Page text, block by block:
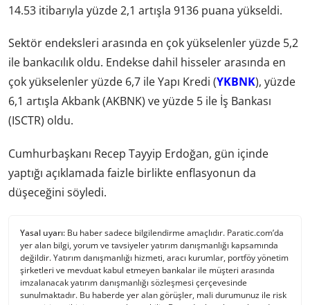
14.53 itibarıyla yüzde 2,1 artışla 9136 puana yükseldi.
Sektör endeksleri arasında en çok yükselenler yüzde 5,2
ile bankacılık oldu. Endekse dahil hisseler arasında en
çok yükselenler yüzde 6,7 ile Yapı Kredi (YKBNK), yüzde
6,1 artışla Akbank (AKBNK) ve yüzde 5 ile İş Bankası
(ISCTR) oldu.
Cumhurbaşkanı Recep Tayyip Erdoğan, gün içinde
yaptığı açıklamada faizle birlikte enflasyonun da
düşeceğini söyledi.
Yasal uyarı: Bu haber sadece bilgilendirme amaçlıdır. Paratic.com’da
yer alan bilgi, yorum ve tavsiyeler yatırım danışmanlığı kapsamında
değildir. Yatırım danışmanlığı hizmeti, aracı kurumlar, portföy yönetim
şirketleri ve mevduat kabul etmeyen bankalar ile müşteri arasında
imzalanacak yatırım danışmanlığı sözleşmesi çerçevesinde
sunulmaktadır. Bu haberde yer alan görüşler, mali durumunuz ile risk